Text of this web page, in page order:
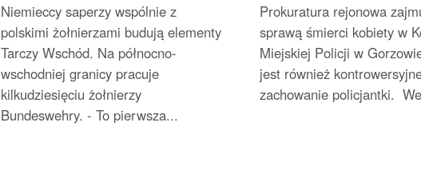
Niemieccy saperzy wspólnie z
polskimi żołnierzami budują elementy
Tarczy Wschód. Na północno-
wschodniej granicy pracuje
kilkudziesięciu żołnierzy
Bundeswehry. - To pierwsza...
Prokuratura rejonowa
sprawą śmierci kobiety w
Miejskiej Policji w
jest również
zachowanie policjantki.